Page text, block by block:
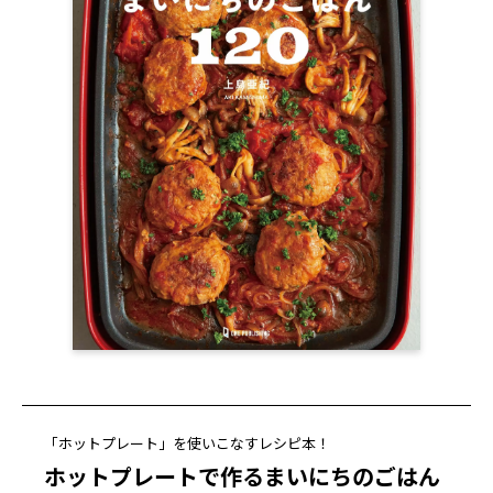
「ホットプレート」を使いこなすレシピ本！
ホットプレートで作るまいにちのごはん